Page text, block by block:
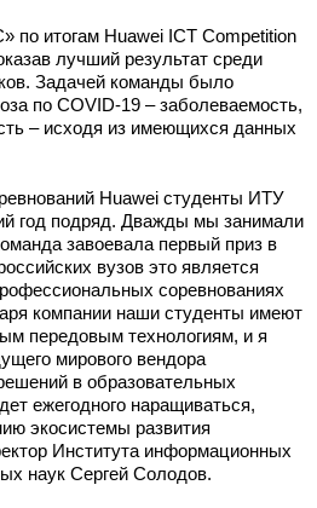
итогам Huawei ICT Competition
лучший результат среди
Задачей команды было
по COVID-19 – заболеваемость,
– исходя из имеющихся данных
Huawei студенты ИТУ
год подряд. Дважды мы занимали
завоевала первый приз в
вузов это является
соревнованиях
компании наши студенты имеют
передовым технологиям, и я
мирового вендора
в образовательных
ежегодного наращиваться,
экосистемы развития
Института информационных
наук Сергей Солодов.